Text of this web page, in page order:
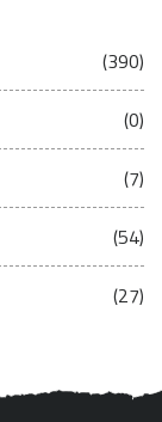
(390)
(0)
(7)
(54)
(27)